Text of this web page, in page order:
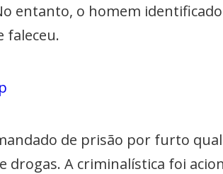
entanto, o homem
faleceu.
de prisão por furto
drogas. A criminalística foi